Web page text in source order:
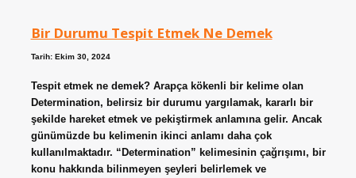
Bir Durumu Tespit Etmek Ne Demek
Tarih: Ekim 30, 2024
Tespit etmek ne demek? Arapça kökenli bir kelime olan
Determination, belirsiz bir durumu yargılamak, kararlı bir
şekilde hareket etmek ve pekiştirmek anlamına gelir. Ancak
günümüzde bu kelimenin ikinci anlamı daha çok
kullanılmaktadır. “Determination” kelimesinin çağrışımı, bir
konu hakkında bilinmeyen şeyleri belirlemek ve